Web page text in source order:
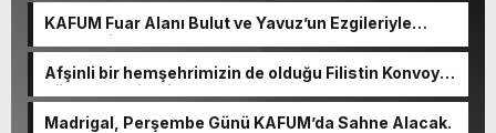
KAFUM Fuar Alanı Bulut ve Yavuz’un Ezgileriyle
Şenlendi.
Afşinli bir hemşehrimizin de olduğu Filistin Konvoyu,
güçlenerek ilerliyor.
Madrigal, Perşembe Günü KAFUM’da Sahne Alacak.